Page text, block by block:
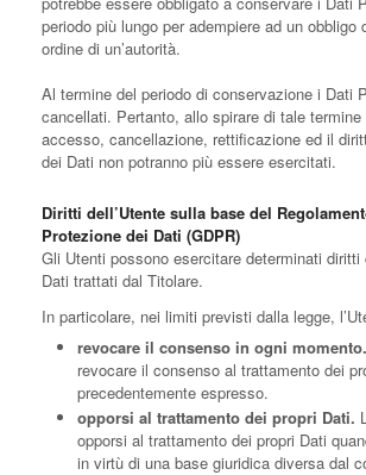
periodo più lungo per adempiere ad un obbligo
ordine di un’autorità.
Al termine del periodo di conservazione i Dati
cancellati. Pertanto, allo spirare di tale
accesso, cancellazione, rettificazione ed il
dei Dati non potranno più essere esercitati.
Diritti dell’Utente sulla base del
Protezione dei Dati (GDPR)
Gli Utenti possono esercitare determinati diritti
Dati trattati dal Titolare.
In particolare, nei limiti previsti dalla legge,
revocare il consenso in ogni momento.
revocare il consenso al trattamento dei
precedentemente espresso.
opporsi al trattamento dei propri Dati.
opporsi al trattamento dei propri Dati
in virtù di una base giuridica diversa dal